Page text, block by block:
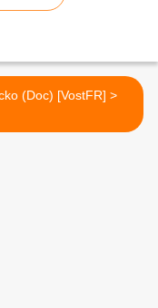
Sicko (Doc) [VostFR] >